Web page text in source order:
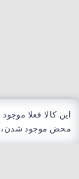
این کالا فعلا
محض موجود شدن،